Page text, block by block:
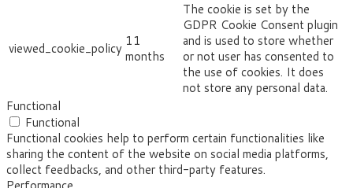
viewed_cookie_policy 11
months
The cookie is set by the
GDPR Cookie Consent plugin
and is used to store whether
or not user has consented to
the use of cookies. It does
not store any personal data.
Functional
Functional
Functional cookies help to perform certain functionalities like
sharing the content of the website on social media platforms,
collect feedbacks, and other third-party features.